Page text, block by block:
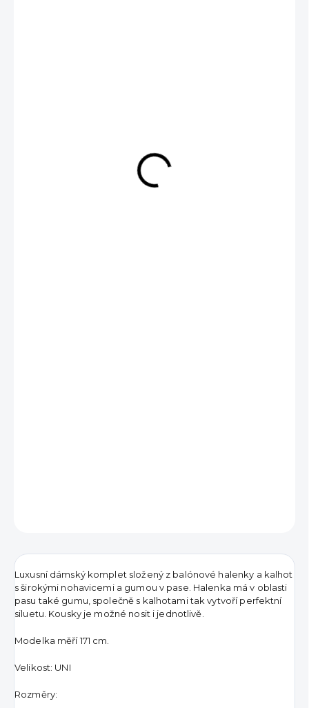
Luxusní dámský komplet složený z balónové halenky a kalhot
s širokými nohavicemi a gumou v pase. Halenka má v oblasti
pasu také gumu, společně s kalhotami tak vytvoří perfektní
siluetu. Kousky je možné nosit i jednotlivě.
Modelka měří 171 cm.
Velikost: UNI
Rozměry: